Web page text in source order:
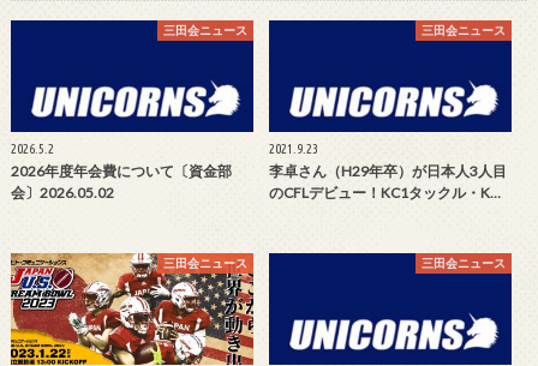
三田会ニュース
2026.5.2
2026年度年会費について〔資金部
会〕2026.05.02
三田会ニュース
2021.9.23
李卓さん（H29年卒）が日本人3人目
のCFLデビュー！KC1タックル・K…
三田会ニュース 三田会ニュース